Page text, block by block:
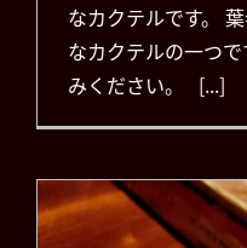
なカクテルです。
なカクテルの一つ
みください。 [...]